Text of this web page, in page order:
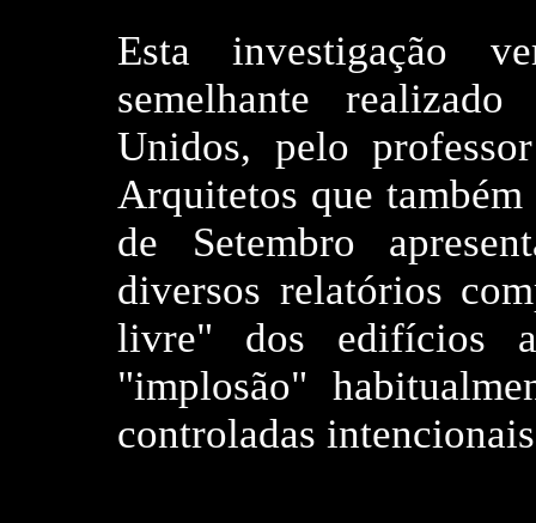
Esta investigação
semelhante
Unidos, pelo
Arquitetos que
de Setembro
diversos relatórios
livre" dos edifícios
"implosão"
controladas